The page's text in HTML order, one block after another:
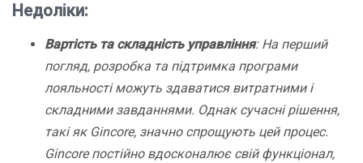
Недоліки:
Вартість та складність управління: На перший
погляд, розробка та підтримка програми
лояльності можуть здаватися витратними і
складними завданнями. Однак сучасні рішення,
такі як Gincore, значно спрощують цей процес.
Gincore постійно вдосконалює свій функціонал,